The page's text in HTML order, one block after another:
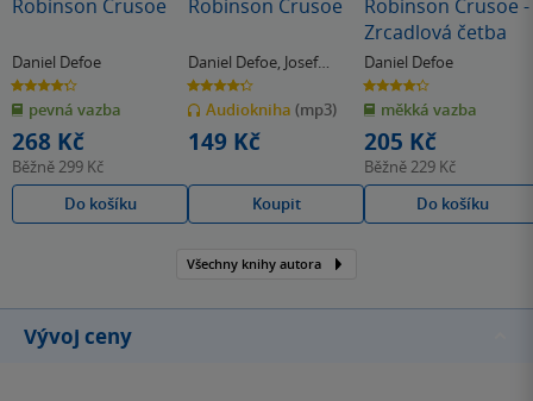
Robinson Crusoe
Daniel Defoe
4.3
z
5
hvězdiček
pevná vazba
268 Kč
Běžně299 Kč
Do košíku
Robinson Crusoe
Daniel Defoe, Josef
Věromír Pleva
4.3
z
5
hvězdiček
Audiokniha (mp3)
149 Kč
Koupit
Robinson Crusoe -
Zrcadlová četba
Daniel Defoe
4.3
z
5
hvězdiček
měkká vazba
205 Kč
Běžně229 Kč
Do košíku
Všechny knihy autora
Vývoj ceny